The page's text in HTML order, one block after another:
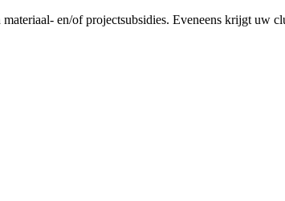
en/of projectsubsidies. Eveneens krijgt uw